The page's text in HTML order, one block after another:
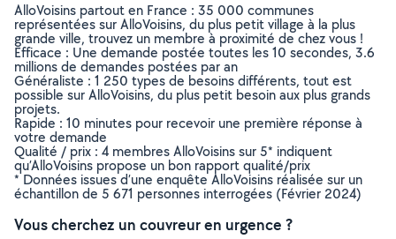
AlloVoisins partout en France : 35 000 communes
représentées sur AlloVoisins, du plus petit village à la plus
grande ville, trouvez un membre à proximité de chez vous !
Efficace : Une demande postée toutes les 10 secondes, 3.6
millions de demandes postées par an
Généraliste : 1 250 types de besoins différents, tout est
possible sur AlloVoisins, du plus petit besoin aux plus grands
projets.
Rapide : 10 minutes pour recevoir une première réponse à
votre demande
Qualité / prix : 4 membres AlloVoisins sur 5* indiquent
qu’AlloVoisins propose un bon rapport qualité/prix
* Données issues d’une enquête AlloVoisins réalisée sur un
échantillon de 5 671 personnes interrogées (Février 2024)
Vous cherchez un couvreur en urgence ?